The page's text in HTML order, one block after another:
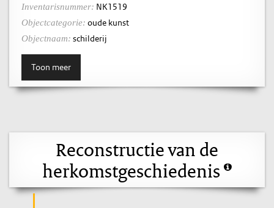
Inventarisnummer: NK1519
Objectcategorie: oude kunst
Objectnaam: schilderij
Toon meer
Reconstructie van de
herkomstgeschiedenis